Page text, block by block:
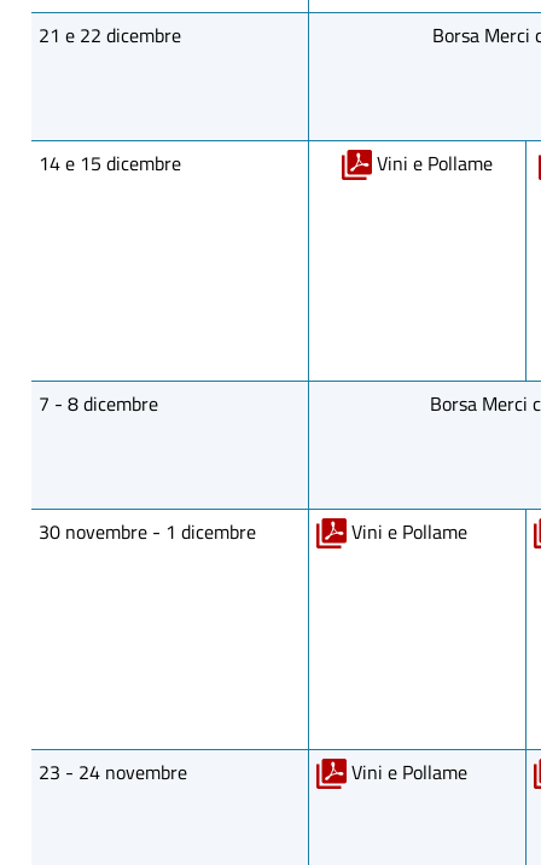
21 e 22 dicembre Borsa Merci
14 e 15 dicembre Vini e Pollame
7 - 8 dicembre Borsa Merci
30 novembre - 1 dicembre Vini e Pollame
23 - 24 novembre Vini e Pollame